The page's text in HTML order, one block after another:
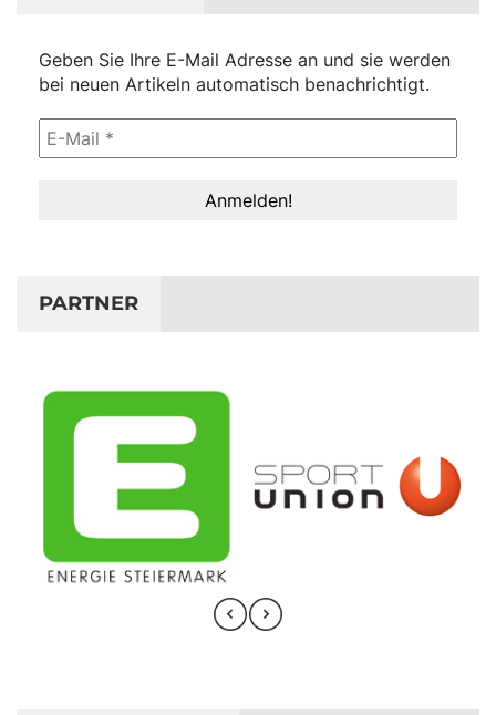
Geben Sie Ihre E-Mail Adresse an und sie werden
bei neuen Artikeln automatisch benachrichtigt.
PARTNER